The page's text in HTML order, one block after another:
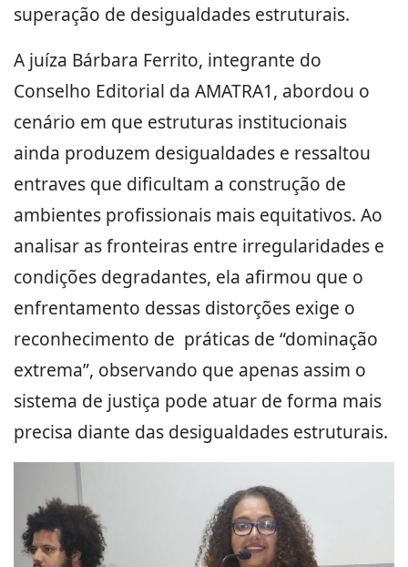
superação de desigualdades estruturais.
A juíza Bárbara Ferrito, integrante do
Conselho Editorial da AMATRA1, abordou o
cenário em que estruturas institucionais
ainda produzem desigualdades e ressaltou
entraves que dificultam a construção de
ambientes profissionais mais equitativos. Ao
analisar as fronteiras entre irregularidades e
condições degradantes, ela afirmou que o
enfrentamento dessas distorções exige o
reconhecimento de práticas de “dominação
extrema”, observando que apenas assim o
sistema de justiça pode atuar de forma mais
precisa diante das desigualdades estruturais.